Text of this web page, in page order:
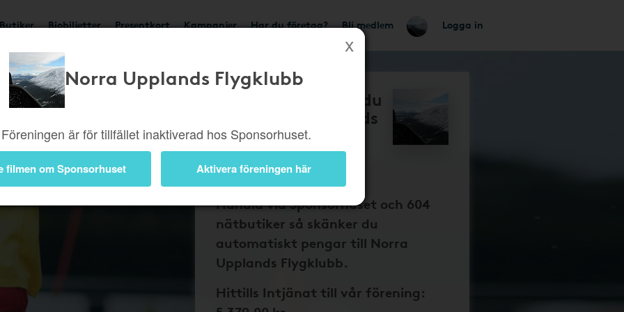
Butiker Biobiljetter Presentkort Kampanjer Har du företag? Bli medlem Logga in
Norra Upplands Flygklubb
Föreningen är för tillfället inaktiverad hos Sponsorhuset.
filmen om Sponsorhuset Aktivera föreningen här
Bli medlem så får du
och Norra Upplands
Flygklubb pengar
tillbaka på dina
nätköp
Handla via Sponsorhuset och 604
nätbutiker så skänker du
automatiskt pengar till Norra
Upplands Flygklubb.
Hittills Intjänat till vår förening: